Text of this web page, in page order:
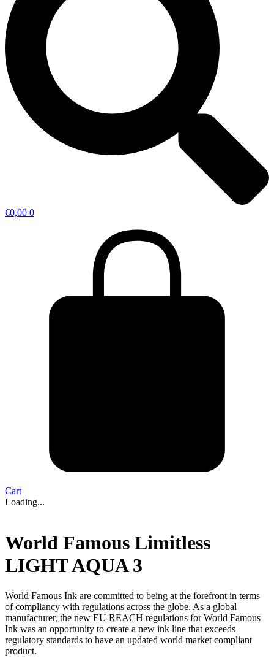
€0,00 0
Cart
Loading...
World Famous Limitless
LIGHT AQUA 3
World Famous Ink are committed to being at the forefront in terms
of compliancy with regulations across the globe. As a global
manufacturer, the new EU REACH regulations for World Famous
Ink was an opportunity to create a new ink line that exceeds
regulatory standards to have an updated world market compliant
product.